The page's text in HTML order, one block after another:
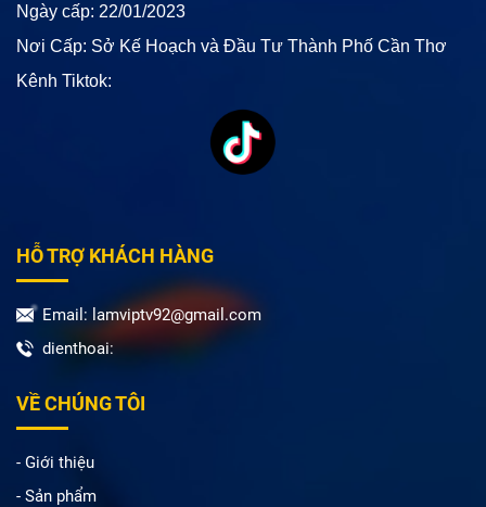
Ngày cấp: 22/01/2023
Nơi Cấp: Sở Kế Hoạch và Đầu Tư Thành Phố Cần Thơ
Kênh Tiktok:
HỖ TRỢ KHÁCH HÀNG
Email: lamviptv92@gmail.com
dienthoai:
VỀ CHÚNG TÔI
- Giới thiệu
- Sản phẩm